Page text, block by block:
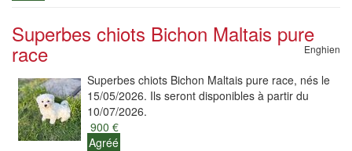
Superbes chiots Bichon Maltais pure
race Enghien
Superbes chiots Bichon Maltais pure race, nés le
15/05/2026. Ils seront disponibles à partir du
10/07/2026.
900 €
Agréé